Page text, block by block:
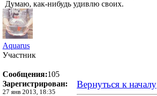
Думаю, как-нибудь удивлю своих.
Aquarus
Участник
Сообщения:105
Зарегистрирован:
27 янв 2013, 18:35
Вернуться к началу